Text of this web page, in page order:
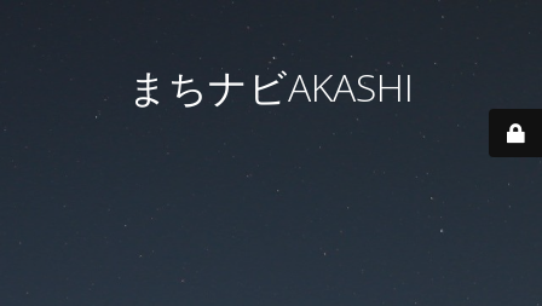
まちナビAKASHI